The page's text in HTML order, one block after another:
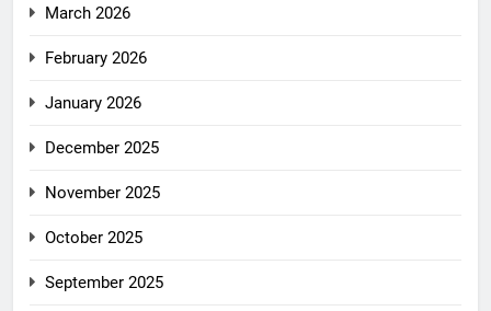
March 2026
February 2026
January 2026
December 2025
November 2025
October 2025
September 2025